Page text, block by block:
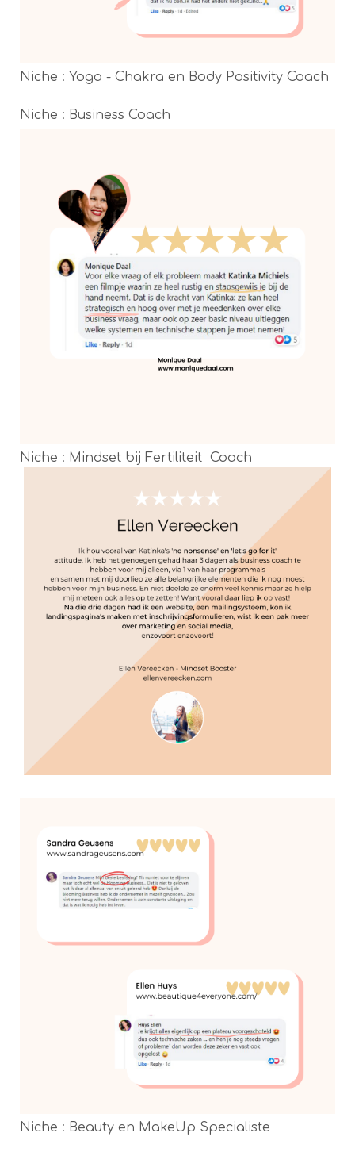
Niche : Yoga - Chakra en Body Positivity Coach
Niche : Business Coach
Niche : Mindset bij Fertiliteit Coach
Niche : Beauty en MakeUp Specialiste